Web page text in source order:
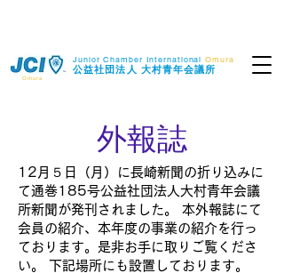
Junior Chamber International Omura
​公益社団法人 大村青年会議所
Omura
​外報誌
12月５日（月）に長崎新聞の折り込みに
て通巻185号公益社団法人大村青年会議
所新聞が発刊されました。 本外報誌にて
会員の紹介、本年度の事業の紹介を行っ
ております。是非お手に取りご覧くださ
い。 下記場所にも設置しております。